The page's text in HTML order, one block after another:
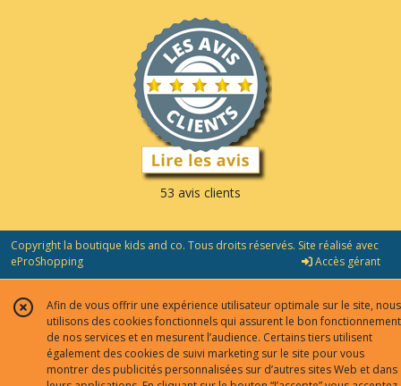
53 avis clients
Copyright la boutique kids and co. Tous droits réservés. Site réalisé avec
eProShopping
Accès gérant
Afin de vous offrir une expérience utilisateur optimale sur le site, nous
utilisons des cookies fonctionnels qui assurent le bon fonctionnement
de nos services et en mesurent l’audience. Certains tiers utilisent
également des cookies de suivi marketing sur le site pour vous
montrer des publicités personnalisées sur d’autres sites Web et dans